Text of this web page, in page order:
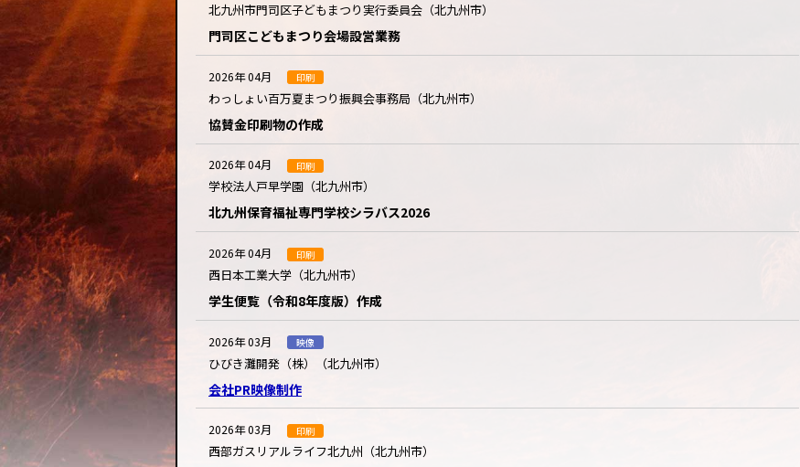
北九州市門司区子どもまつり実行委員会（北九州市）
門司区こどもまつり会場設営業務
2026年 04月 印刷
わっしょい百万夏まつり振興会事務局（北九州市）
協賛金印刷物の作成
2026年 04月 印刷
学校法人戸早学園（北九州市）
北九州保育福祉専門学校シラバス2026
2026年 04月 印刷
西日本工業大学（北九州市）
学生便覧（令和8年度版）作成
2026年 03月 映像
ひびき灘開発（株）（北九州市）
会社PR映像制作
2026年 03月 印刷
西部ガスリアルライフ北九州（北九州市）